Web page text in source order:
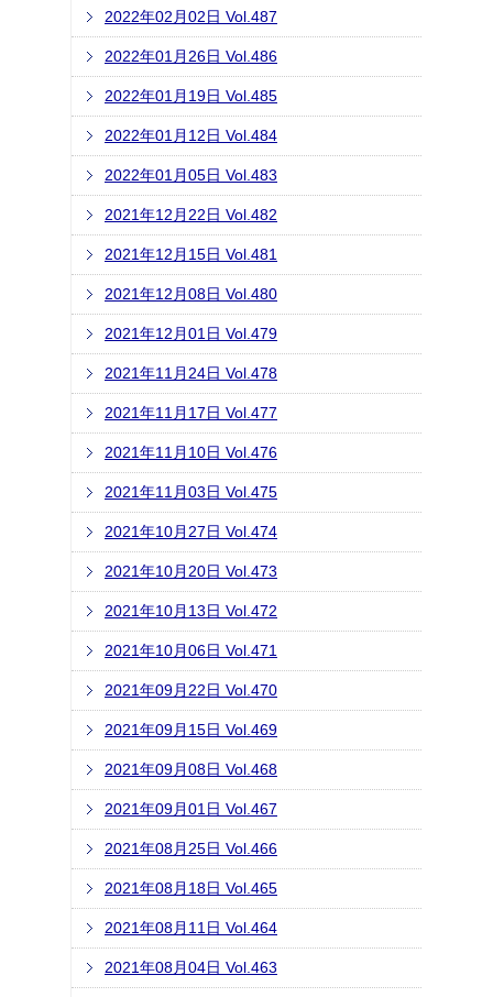
2022年02月02日 Vol.487
2022年01月26日 Vol.486
2022年01月19日 Vol.485
2022年01月12日 Vol.484
2022年01月05日 Vol.483
2021年12月22日 Vol.482
2021年12月15日 Vol.481
2021年12月08日 Vol.480
2021年12月01日 Vol.479
2021年11月24日 Vol.478
2021年11月17日 Vol.477
2021年11月10日 Vol.476
2021年11月03日 Vol.475
2021年10月27日 Vol.474
2021年10月20日 Vol.473
2021年10月13日 Vol.472
2021年10月06日 Vol.471
2021年09月22日 Vol.470
2021年09月15日 Vol.469
2021年09月08日 Vol.468
2021年09月01日 Vol.467
2021年08月25日 Vol.466
2021年08月18日 Vol.465
2021年08月11日 Vol.464
2021年08月04日 Vol.463